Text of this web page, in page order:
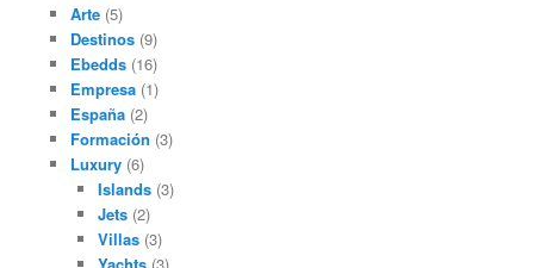
Arte (5)
Destinos (9)
Ebedds (16)
Empresa (1)
España (2)
Formación (3)
Luxury (6)
Islands(3)
Jets(2)
Villas(3)
Yachts(3)